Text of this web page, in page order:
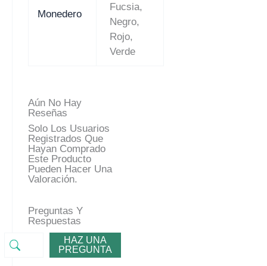
Monedero
Fucsia,
Negro,
Rojo,
Verde
Aún No Hay
Reseñas
Solo Los Usuarios
Registrados Que
Hayan Comprado
Este Producto
Pueden Hacer Una
Valoración.
Preguntas Y
Respuestas
HAZ UNA
PREGUNTA